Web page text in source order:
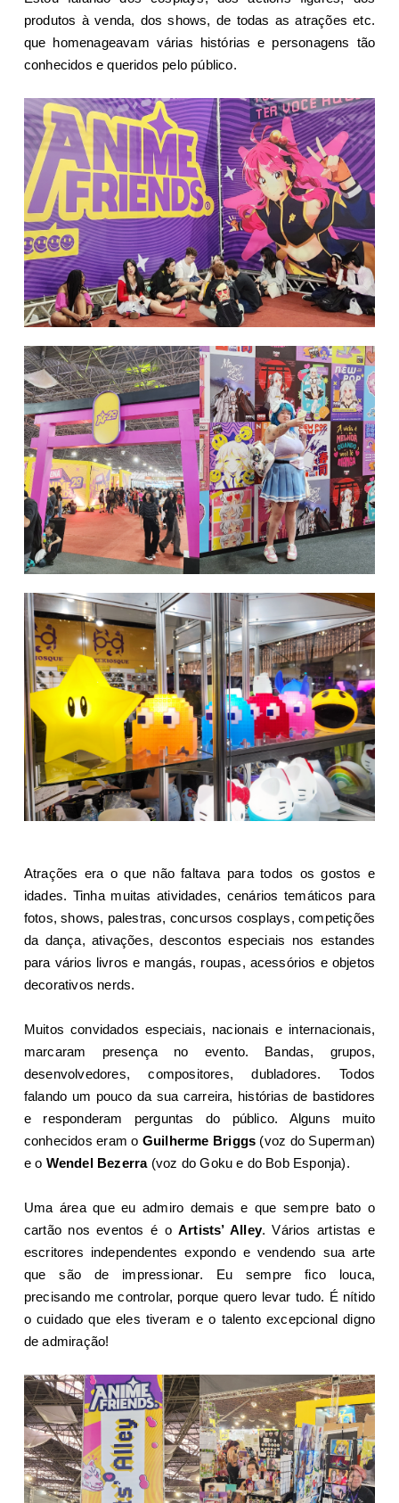
produtos à venda, dos shows, de todas as atrações etc.
que homenageavam várias histórias e personagens tão
conhecidos e queridos pelo público.
Atrações era o que não faltava para todos os gostos e
idades. Tinha muitas atividades, cenários temáticos para
fotos, shows, palestras, concursos cosplays, competições
da dança, ativações, descontos especiais nos estandes
para vários livros e mangás, roupas, acessórios e objetos
decorativos nerds.
Muitos convidados especiais, nacionais e internacionais,
marcaram presença no evento. Bandas, grupos,
desenvolvedores, compositores, dubladores. Todos
falando um pouco da sua carreira, histórias de bastidores
e responderam perguntas do público. Alguns muito
conhecidos eram o Guilherme Briggs (voz do Superman)
e o Wendel Bezerra(voz do Goku e do Bob Esponja).
Uma área que eu admiro demais e que sempre bato o
cartão nos eventos é oArtists’ Alley. Vários artistas e
escritores independentes expondo e vendendo sua arte
que são de impressionar. Eu sempre fico louca,
precisando me controlar, porque quero levar tudo. É nítido
o cuidado que eles tiveram e o talento excepcional digno
de admiração!